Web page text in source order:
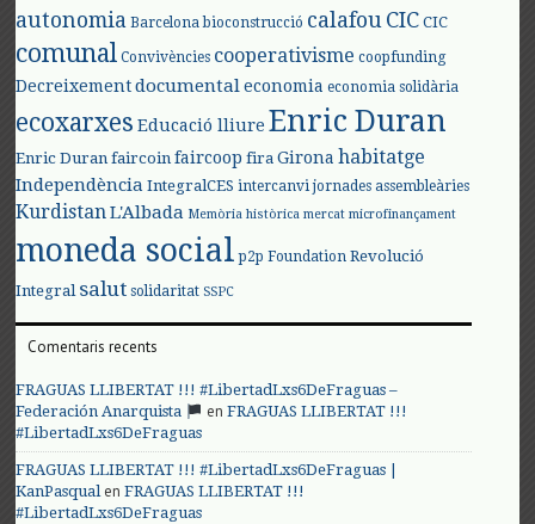
autonomia Barcelona bioconstrucció calafouCIC CIC
comunal Convivències cooperativisme coopfunding
Decreixement documental economia economia solidària
ecoxarxes Educació lliure Enric Duran
Enric Duran faircoin faircoop fira Girona habitatge
Independència IntegralCES intercanvi jornades assembleàries
KurdistanL'Albada Memòria històrica mercat microfinançament
moneda social p2p Foundation Revolució
Integral salut solidaritat SSPC
Comentaris recents
FRAGUAS LLIBERTAT !!! #LibertadLxs6DeFraguas –
Federación Anarquista
enFRAGUAS LLIBERTAT !!!
#LibertadLxs6DeFraguas
FRAGUAS LLIBERTAT !!! #LibertadLxs6DeFraguas |
KanPasqualenFRAGUAS LLIBERTAT !!!
#LibertadLxs6DeFraguas